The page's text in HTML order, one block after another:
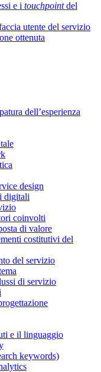
e i touchpointdel
utente del servizio
ottenuta
dell’esperienza
design
digitali
coinvolti
di valore
costitutivi del
del servizio
di servizio
e il linguaggio
keywords)